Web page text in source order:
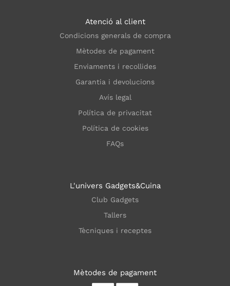
Atenció al client
Condicions generals de compra
Mètodes de pagament
Enviaments i recollides
Garantia i devolucions
Avís legal
Política de privacitat
Política de cookies
FAQs
L'univers Gadgets&Cuina
Club Gadgets
Tallers
Tècniques i receptes
Mètodes de pagament